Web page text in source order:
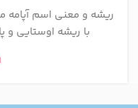
ریشه و معنی اسم آپامه
با ریشه اوستایی